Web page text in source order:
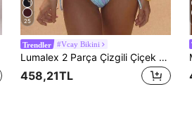
25
Trendler #Vcay Bikini
Lumalex 2 Parça Çizgili Çiçek Desenli Halter Yaka Arkadan Bağlamalı Açık Sırt Üçgen Bikini Üstü ve Yan Bağlamalı Bel Mayo Altı, Moda Seksi Plaj Sahil Havuz Su Sporları Kadın Yaz Tatili Bikini Mayo Seti
458,21TL